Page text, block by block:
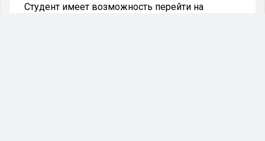
Студент имеет возможность перейти на